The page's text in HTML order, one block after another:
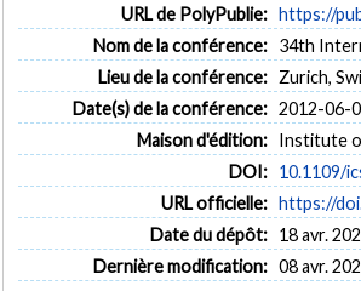
URL de PolyPublie: https://
Nom de la conférence: 34th
Lieu de la conférence: Zurich,
Date(s) de la conférence: 2012-06-
Maison d'édition: Institute
DOI: 10.1109/
URL officielle: https://
Date du dépôt: 18 avr.
Dernière modification: 08 avr.